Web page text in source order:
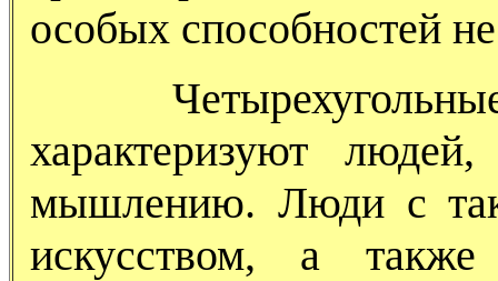
особых способностей
характеризуют
мышлению. Люди с
искусством, а